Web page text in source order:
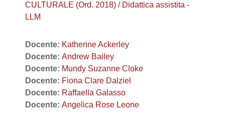
CULTURALE (Ord. 2018) / Didattica assistita -
LLM
Docente: Katherine Ackerley
Docente: Andrew Bailey
Docente: Mundy Suzanne Cloke
Docente: Fiona Clare Dalziel
Docente: Raffaella Galasso
Docente: Angelica Rose Leone